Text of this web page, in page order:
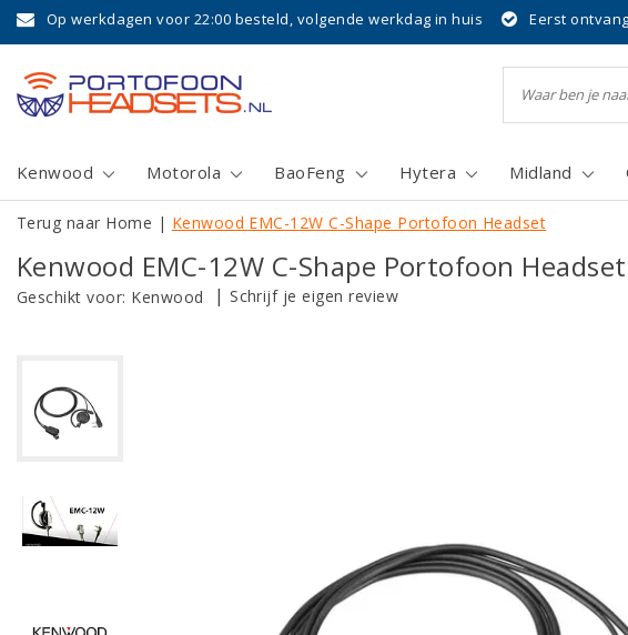
Op werkdagen voor 22:00 besteld, volgende werkdag in huis Eerst
Kenwood Motorola BaoFeng Hytera Midland
Terug naar Home | Kenwood EMC-12W C-Shape Portofoon Headset
Kenwood EMC-12W C-Shape Portofoon Headset
Geschikt voor: Kenwood |Schrijf je eigen review